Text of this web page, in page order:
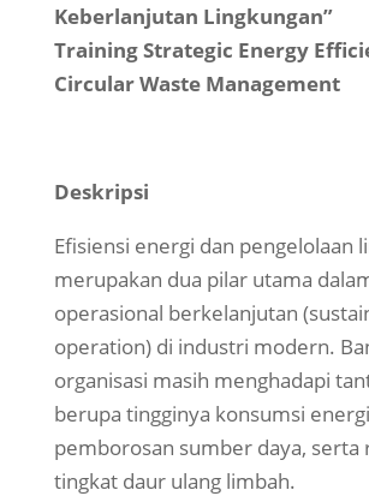
Keberlanjutan Lingkungan”
Training Strategic Energy
Circular Waste Management
Deskripsi
Efisiensi energi dan pengelolaan
merupakan dua pilar utama
operasional berkelanjutan
operation) di industri modern.
organisasi masih menghadapi
berupa tingginya konsumsi
pemborosan sumber daya, serta
tingkat daur ulang limbah.